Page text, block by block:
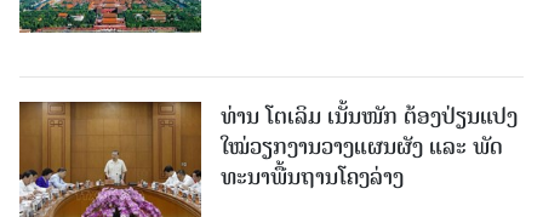
ທ່ານ ໂຕ​ເລິມ ເນັ້ນໜັກ ຕ້ອງ​ປ່ຽນ​ແປງ​
ໃໝ່​ວຽກ​ງານ​ວາງ​ແຜນ​ຜັງ ແລະ ​ພັດ​
ທະ​ນາ​ພື້ນ​ຖານ​ໂຄງ​ລ່າງ